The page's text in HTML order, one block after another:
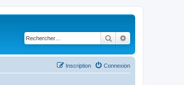
Rechercher
Connexion
Inscription